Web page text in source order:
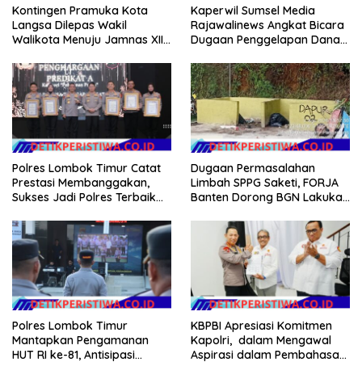
Kontingen Pramuka Kota
Langsa Dilepas Wakil
Walikota Menuju Jamnas XII
Kaperwil Sumsel Media
Rajawalinews Angkat Bicara
Dugaan Penggelapan Dana
Argomulyo Belitang Jaya
Hilang 3 Bulan Bawa
Anggaran Pembangunan
Polres Lombok Timur Catat
Prestasi Membanggakan,
Sukses Jadi Polres Terbaik
NTB
Dugaan Permasalahan
Limbah SPPG Saketi, FORJA
Banten Dorong BGN Lakukan
Polres Lombok Timur
Mantapkan Pengamanan
HUT RI ke-81, Antisipasi
KBPBI Apresiasi Komitmen
Kapolri, dalam Mengawal
Aspirasi dalam Pembahasan